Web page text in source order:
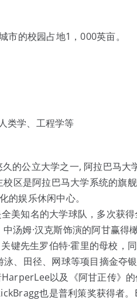
的校园占地1，000英亩。
类学、工程学等
的公立大学之一, 阿拉巴马大
区是阿拉巴马大学系统的旗
娱乐休闲中心。
美知名的大学球队，多次获
汤姆·汉克斯饰演的阿甘赢得
键先生罗伯特·霍里的母校，
、田径、网球等项目摘金夺银
以及《阿甘正传》
也是普利策奖获得者